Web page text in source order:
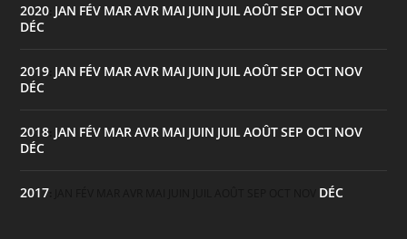
2020 JAN FÉV MARAVR MAI JUIN JUILAOÛTSEP OCT NOV
DÉC
2019 JAN FÉV MARAVR MAI JUIN JUILAOÛTSEP OCT NOV
DÉC
2018 JAN FÉV MARAVR MAI JUIN JUILAOÛTSEP OCT NOV
DÉC
2017 DÉC